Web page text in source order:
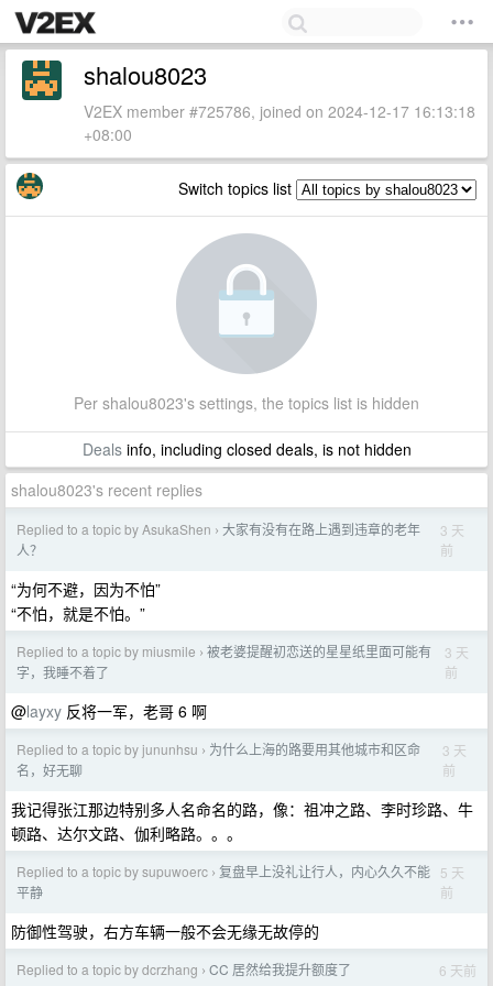
shalou8023
V2EX member #725786, joined on 2024-12-17 16:13:18
+08:00
Switch topics list
Per shalou8023's settings, the topics list is hidden
Dealsinfo, including closed deals, is not hidden
shalou8023's recent replies
Replied to a topic by AsukaShen › 大家有没有在路上遇到违章的老年
人？
3 天
前
“为何不避，因为不怕”
“不怕，就是不怕。”‌‌‌
Replied to a topic by miusmile › 被老婆提醒初恋送的星星纸里面可能有
字，我睡不着了
3 天
前
@layxy 反将一军，老哥 6 啊
Replied to a topic by jununhsu › 为什么上海的路要用其他城市和区命
名，好无聊
3 天
前
我记得张江那边特别多人名命名的路，像：祖冲之路、李时珍路、牛
顿路、达尔文路、伽利略路。。。
Replied to a topic by supuwoerc › 复盘早上没礼让行人，内心久久不能
平静
5 天
前
防御性驾驶，右方车辆一般不会无缘无故停的
Replied to a topic by dcrzhang › CC 居然给我提升额度了 6 天前